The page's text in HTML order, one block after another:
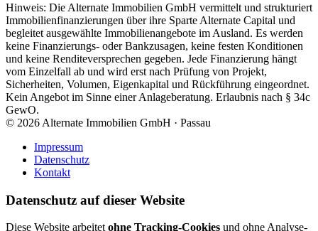
Hinweis: Die Alternate Immobilien GmbH vermittelt und strukturiert
Immobilienfinanzierungen über ihre Sparte Alternate Capital und
begleitet ausgewählte Immobilienangebote im Ausland. Es werden
keine Finanzierungs- oder Bankzusagen, keine festen Konditionen
und keine Renditeversprechen gegeben. Jede Finanzierung hängt
vom Einzelfall ab und wird erst nach Prüfung von Projekt,
Sicherheiten, Volumen, Eigenkapital und Rückführung eingeordnet.
Kein Angebot im Sinne einer Anlageberatung. Erlaubnis nach § 34c
GewO.
© 2026 Alternate Immobilien GmbH · Passau
Impressum
Datenschutz
Kontakt
Datenschutz auf dieser Website
Diese Website arbeitetohne Tracking-Cookies und ohne Analyse-